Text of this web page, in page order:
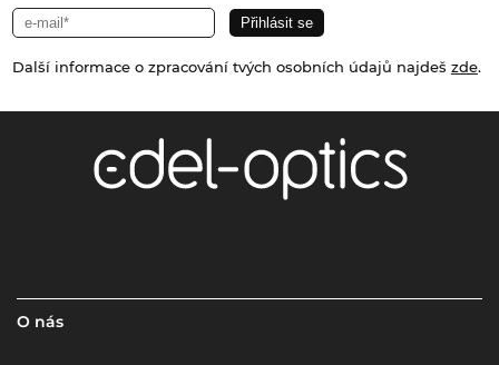
Další informace o zpracování tvých osobních údajů najdeš zde.
O nás